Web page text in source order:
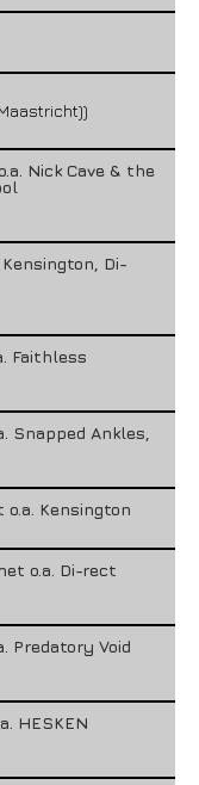
Nick Cave & the
Di-
Faithless
Snapped Ankles,
Kensington
o.a. Di-rect
Predatory Void
HESKEN